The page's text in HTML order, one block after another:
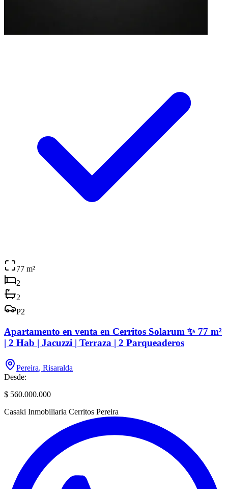
77 m²
2
2
P2
Apartamento en venta en Cerritos Solarum ✨ 77 m²
| 2 Hab | Jacuzzi | Terraza | 2 Parqueaderos
Pereira, Risaralda
Desde:
$ 560.000.000
Casaki Inmobiliaria Cerritos Pereira